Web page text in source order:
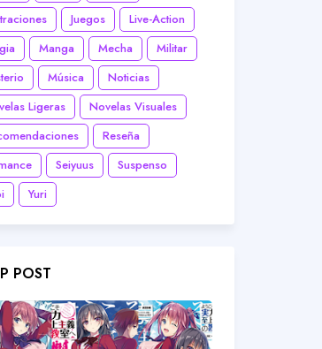
Juegos
Live-Action
Manga Mecha
Militar
Música
Noticias
Ligeras
Novelas Visuales
Reseña
Seiyuus
Suspenso
Yuri
POST